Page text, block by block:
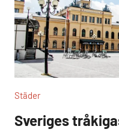
Städer
Sveriges